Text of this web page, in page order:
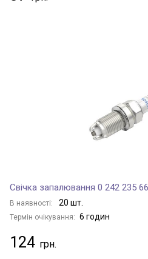
Свічка запалювання 0 242 235
В наявності: 20 шт.
Термін очікування: 6 годин
124